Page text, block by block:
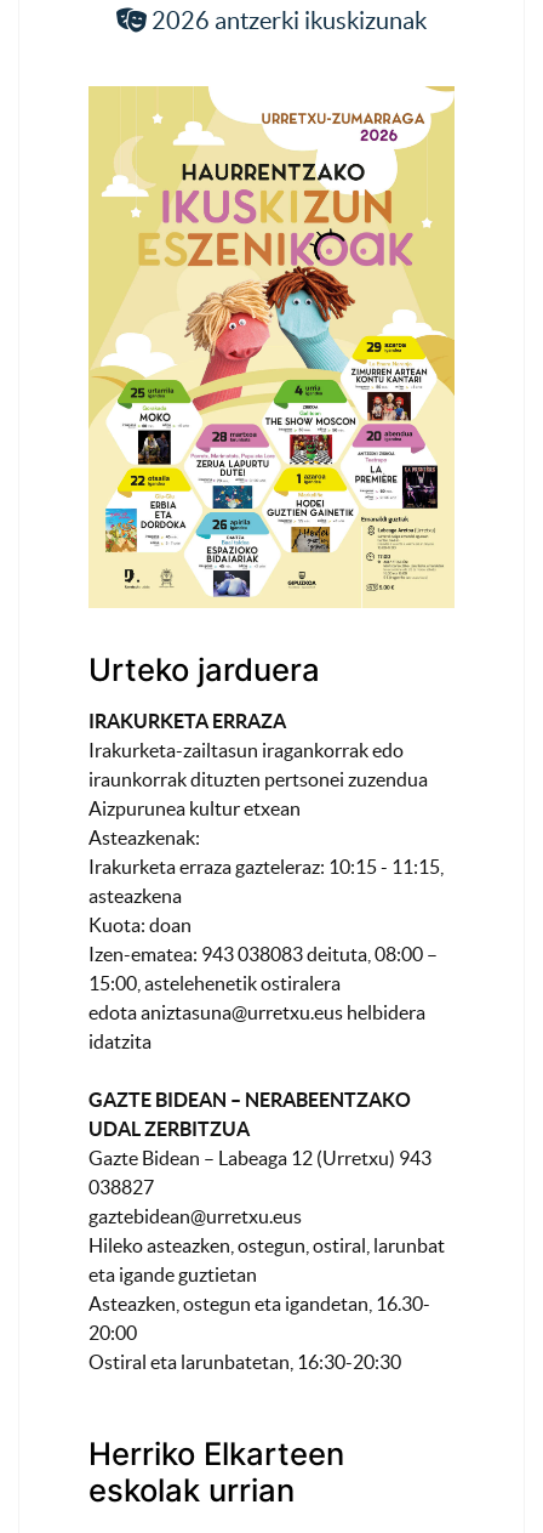
2026 antzerki ikuskizunak
Urteko jarduera
IRAKURKETA ERRAZA
Irakurketa-zailtasun iragankorrak edo
iraunkorrak dituzten pertsonei zuzendua
Aizpurunea kultur etxean
Asteazkenak:
Irakurketa erraza gazteleraz: 10:15 - 11:15,
asteazkena
Kuota: doan
Izen-ematea: 943 038083 deituta, 08:00 –
15:00, astelehenetik ostiralera
edotaaniztasuna@urretxu.eus helbidera
idatzita
GAZTE BIDEAN – NERABEENTZAKO
UDAL ZERBITZUA
Gazte Bidean – Labeaga 12 (Urretxu) 943
038827
gaztebidean@urretxu.eus
Hileko asteazken, ostegun, ostiral, larunbat
eta igande guztietan
Asteazken, ostegun eta igandetan, 16.30-
20:00
Ostiral eta larunbatetan, 16:30-20:30
Herriko Elkarteen
eskolak urrian